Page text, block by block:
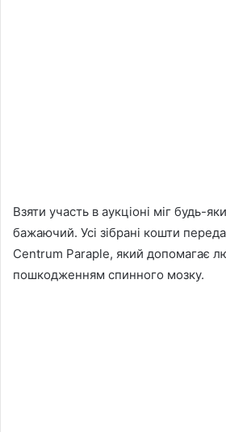
Взяти участь в аукціоні міг будь-
бажаючий. Усі зібрані кошти
Centrum Paraple, який допомагає
пошкодженням спинного мозку.